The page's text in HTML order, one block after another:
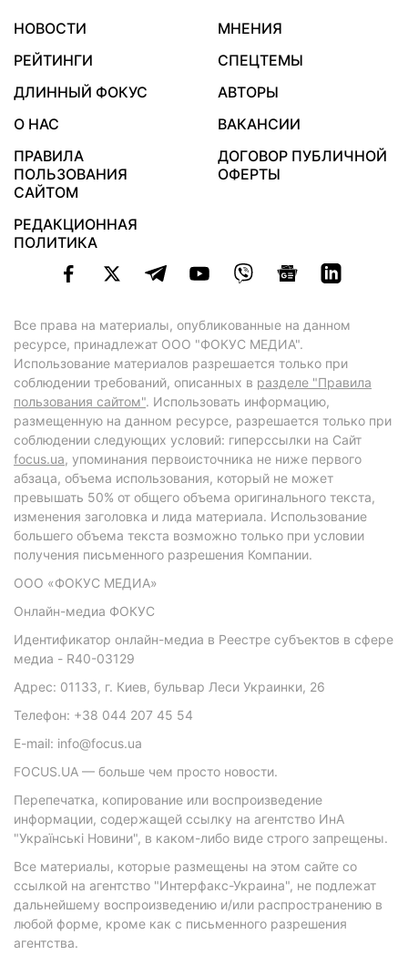
НОВОСТИ
МНЕНИЯ
РЕЙТИНГИ
СПЕЦТЕМЫ
ДЛИННЫЙ ФОКУС
АВТОРЫ
О НАС
ВАКАНСИИ
ПРАВИЛА
ПОЛЬЗОВАНИЯ
САЙТОМ
ДОГОВОР ПУБЛИЧНОЙ
ОФЕРТЫ
РЕДАКЦИОННАЯ
ПОЛИТИКА
Все права на материалы, опубликованные на данном
ресурсе, принадлежат ООО "ФОКУС МЕДИА".
Использование материалов разрешается только при
соблюдении требований, описанных в разделе "Правила
пользования сайтом". Использовать информацию,
размещенную на данном ресурсе, разрешается только при
соблюдении следующих условий: гиперссылки на Сайт
focus.ua, упоминания первоисточника не ниже первого
абзаца, объема использования, который не может
превышать 50% от общего объема оригинального текста,
изменения заголовка и лида материала. Использование
большего объема текста возможно только при условии
получения письменного разрешения Компании.
ООО «ФОКУС МЕДИА»
Онлайн-медиа ФОКУС
Идентификатор онлайн-медиа в Реестре субъектов в сфере
медиа - R40-03129
Адрес: 01133, г. Киев, бульвар Леси Украинки, 26
Телефон: +38 044 207 45 54
E-mail: info@focus.ua
FOCUS.UA — больше чем просто новости.
Перепечатка, копирование или воспроизведение
информации, содержащей ссылку на агентство ИнА
"Українські Новини", в каком-либо виде строго запрещены.
Все материалы, которые размещены на этом сайте со
ссылкой на агентство "Интерфакс-Украина", не подлежат
дальнейшему воспроизведению и/или распространению в
любой форме, кроме как с письменного разрешения
агентства.